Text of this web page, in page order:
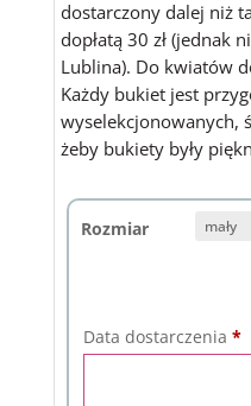
dostarczony dalej niż
dopłatą 30 zł (jednak
Lublina). Do kwiatów
Każdy bukiet jest
wyselekcjonowanych,
żeby bukiety były
Rozmiar
Data dostarczenia *